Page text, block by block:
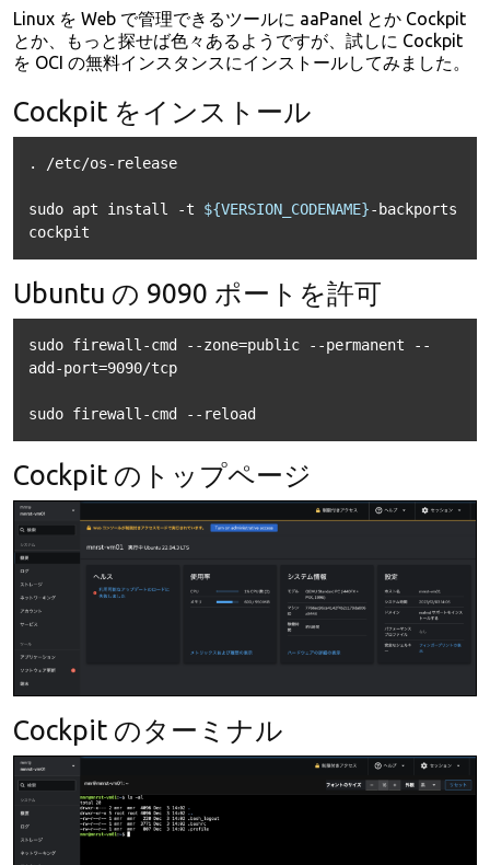
Linux を Web で管理できるツールに aaPanel とか Cockpit
とか、もっと探せば色々あるようですが、試しに Cockpit
を OCI の無料インスタンスにインストールしてみました。
Cockpit をインストール
. /etc/os-release
sudo apt install -t ${VERSION_CODENAME}-backports
cockpit
Ubuntu の 9090 ポートを許可
sudo firewall-cmd --zone=public --permanent --
add-port=9090/tcp
sudo firewall-cmd --reload
Cockpit のトップページ
Cockpit のターミナル